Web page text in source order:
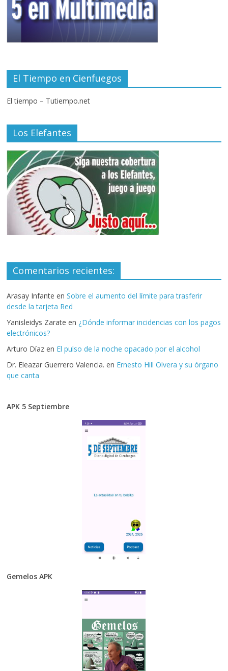
El Tiempo en Cienfuegos
El tiempo – Tutiempo.net
Los Elefantes
Comentarios recientes:
Arasay Infante enSobre el aumento del límite para trasferir
desde la tarjeta Red
Yanisleidys Zarate en ¿Dónde informar incidencias con los pagos
electrónicos?
Arturo Díaz en El pulso de la noche opacado por el alcohol
Dr. Eleazar Guerrero Valencia. en Ernesto Hill Olvera y su órgano
que canta
APK 5 Septiembre
Gemelos APK